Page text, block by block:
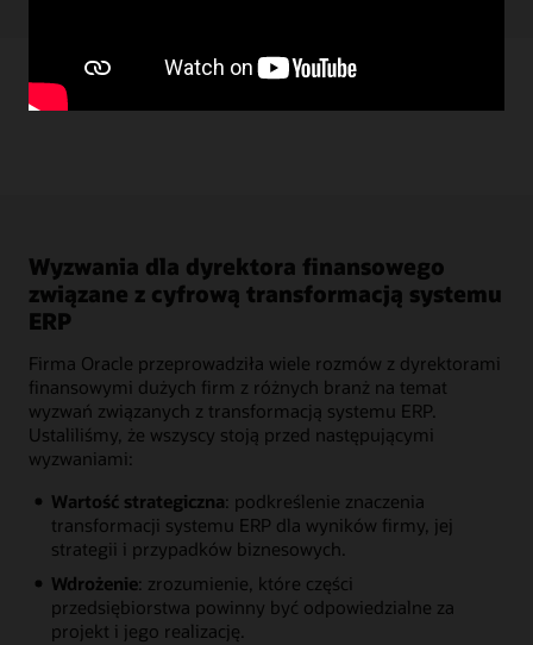
Wyzwania dla dyrektora finansowego
związane z cyfrową transformacją systemu
ERP
Firma Oracle przeprowadziła wiele rozmów z dyrektorami
finansowymi dużych firm z różnych branż na temat
wyzwań związanych z transformacją systemu ERP.
Ustaliliśmy, że wszyscy stoją przed następującymi
wyzwaniami:
Wartość strategiczna: podkreślenie znaczenia
transformacji systemu ERP dla wyników firmy, jej
strategii i przypadków biznesowych.
Wdrożenie: zrozumienie, które części
przedsiębiorstwa powinny być odpowiedzialne za
projekt i jego realizację.